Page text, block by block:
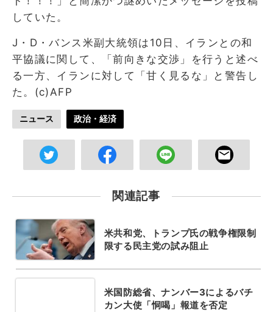
していた。
J・D・バンス米副大統領は10日、イランとの和
平協議に関して、「前向きな交渉」を行うと述べ
る一方、イランに対して「甘く見るな」と警告し
た。(c)AFP
ニュース 政治・経済
関連記事
米共和党、トランプ氏の戦争権限制
限する民主党の試み阻止
米国防総省、ナンバー3によるバチ
カン大使「恫喝」報道を否定